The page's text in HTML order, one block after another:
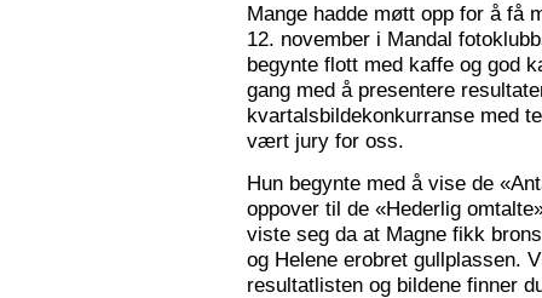
Mange hadde møtt opp for å få
12. november i Mandal
begynte flott med kaffe og god
gang med å presentere
kvartalsbildekonkurranse med
vært jury for oss.
Hun begynte med å vise de
oppover til de «Hederlig
viste seg da at Magne fikk
og Helene erobret gullplassen.
resultatlisten og bildene finner